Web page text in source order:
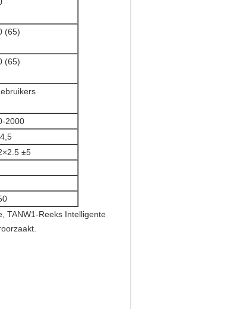
(65)
(65)
2000
±5
TANW1-Reeks Intelligente